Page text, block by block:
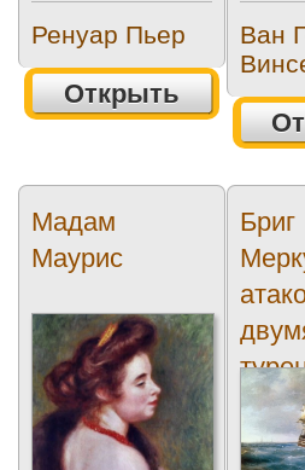
Ренуар Пьер
Открыть
Ван
Мадам
Маурис
Бриг